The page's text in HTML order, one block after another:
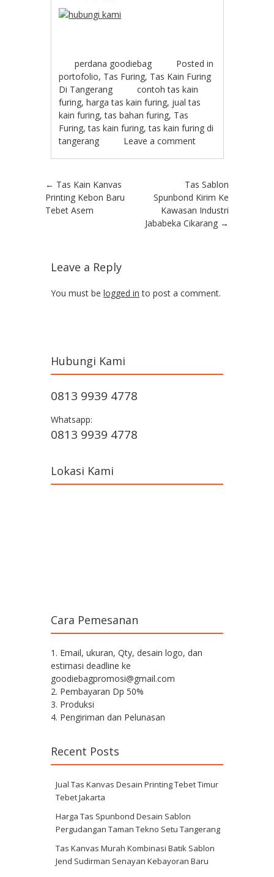
perdana goodiebag
Posted in
portofolio, Tas Furing, Tas Kain Furing
Di Tangerang
contoh tas kain
furing,harga tas kain furing, jual tas
kain furing,tas bahan furing, Tas
Furing,tas kain furing,tas kain furing di
tangerang
Leave a comment
Post navigation
← Tas Kain Kanvas
Printing Kebon Baru
Tebet Asem
Tas Sablon
Spunbond Kirim Ke
Kawasan Industri
Jababeka Cikarang →
Leave a Reply
You must be logged in to post a comment.
Hubungi Kami
0813 9939 4778
Whatsapp:
0813 9939 4778
Lokasi Kami
Cara Pemesanan
1. Email, ukuran, Qty, desain logo, dan
estimasi deadline ke
goodiebagpromosi@gmail.com
2. Pembayaran Dp 50%
3. Produksi
4. Pengiriman dan Pelunasan
Recent Posts
Jual Tas Kanvas Desain Printing Tebet Timur
Tebet Jakarta
Harga Tas Spunbond Desain Sablon
Pergudangan Taman Tekno Setu Tangerang
Tas Kanvas Murah Kombinasi Batik Sablon
Jend Sudirman Senayan Kebayoran Baru